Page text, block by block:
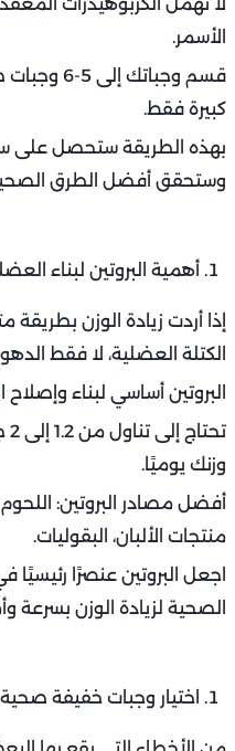
الأسمر.
كبيرة فقط.
بهذه الطريقة ستحصل على
وستحقق أفضل الطرق الصحية
أهمية البروتين لبناء
إذا أردت زيادة الوزن بطريقة
الكتلة العضلية، لا فقط
البروتين أساسي لبناء
وزنك يوميًا.
أفضل مصادر البروتين: اللحوم
منتجات الألبان، البقوليات.
اجعل البروتين عنصرًا
الصحية لزيادة الوزن
اختيار وجبات خفيفة